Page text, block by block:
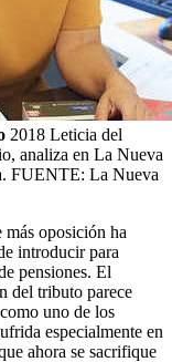
2018 Leticia del
analiza en La Nueva
FUENTE: La Nueva
oposición ha
introducir para
pensiones. El
del tributo parece
uno de los
especialmente en
ahora se sacrifique